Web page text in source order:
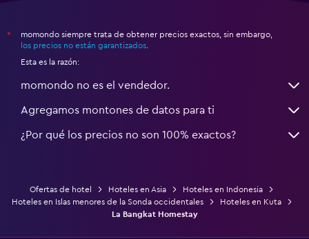
*
momondo siempre trata de obtener precios exactos, sin embargo,
los precios no están garantizados
Esta es la razón:
momondo no es el vendedor.
Agregamos montones de datos para ti
¿Por qué los precios no son 100% exactos?
Ofertas de hotel Hoteles en Asia
Hoteles en Indonesia
Hoteles en Islas menores de la Sonda occidentales
Hoteles en Kuta
La Bangkat Homestay